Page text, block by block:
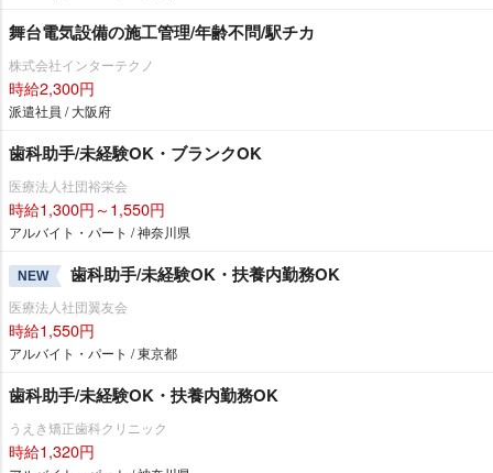
舞台電気設備の施工管理/年齢不問/駅チカ
株式会社インターテクノ
時給2,300円
派遣社員 / 大阪府
歯科助手/未経験OK・ブランクOK
医療法人社団裕栄会
時給1,300円～1,550円
アルバイト・パート / 神奈川県
NEW 歯科助手/未経験OK・扶養内勤務OK
医療法人社団翼友会
時給1,550円
アルバイト・パート / 東京都
歯科助手/未経験OK・扶養内勤務OK
うえき矯正歯科クリニック
時給1,320円